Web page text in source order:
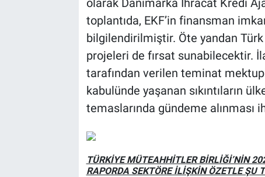
toplantıda, EKF’in finansman
bilgilendirilmiştir. Öte yandan
projeleri de fırsat sunabilecektir.
tarafından verilen teminat
kabulünde yaşanan sıkıntıların
temaslarında gündeme alınması
TÜRKİYE MÜTEAHHİTLER BİRLİĞİ’NİN
RAPORDA SEKTÖRE İLİŞKİN ÖZETLE ŞU